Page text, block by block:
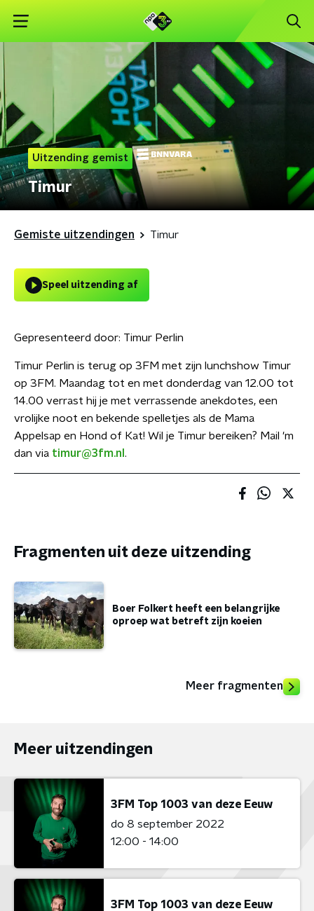
Uitzending gemist
Timur
Gemiste uitzendingen Timur
Speel uitzending af
Gepresenteerd door: Timur Perlin
Timur Perlin is terug op 3FM met zijn lunchshow Timur
op 3FM. Maandag tot en met donderdag van 12.00 tot
14.00 verrast hij je met verrassende anekdotes, een
vrolijke noot en bekende spelletjes als de Mama
Appelsap en Hond of Kat! Wil je Timur bereiken? Mail 'm
dan via timur@3fm.nl .
Fragmenten uit deze uitzending
Boer Folkert heeft een belangrijke
oproep wat betreft zijn koeien
Meer fragmenten
Meer uitzendingen
3FM Top 1003 van deze Eeuw
do 8 september 2022
12:00 - 14:00
3FM Top 1003 van deze Eeuw